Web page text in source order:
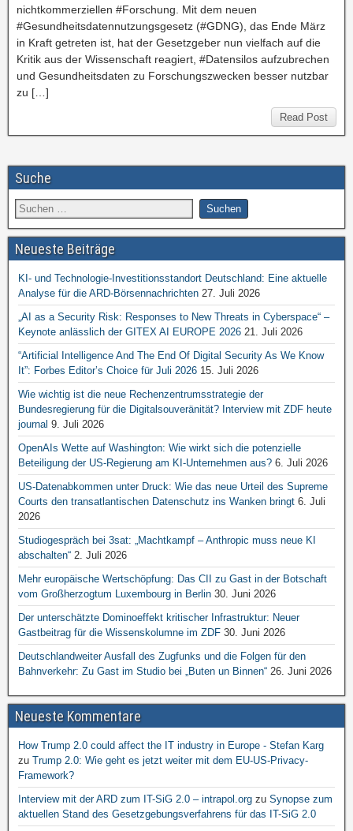
nichtkommerziellen #Forschung. Mit dem neuen
#Gesundheitsdatennutzungsgesetz (#GDNG), das Ende März
in Kraft getreten ist, hat der Gesetzgeber nun vielfach auf die
Kritik aus der Wissenschaft reagiert, #Datensilos aufzubrechen
und Gesundheitsdaten zu Forschungszwecken besser nutzbar
zu […]
Read Post
Suche
Neueste Beiträge
KI- und Technologie-Investitionsstandort Deutschland: Eine aktuelle
Analyse für die ARD-Börsennachrichten 27. Juli 2026
„AI as a Security Risk: Responses to New Threats in Cyberspace“ –
Keynote anlässlich der GITEX AI EUROPE 2026 21. Juli 2026
“Artificial Intelligence And The End Of Digital Security As We Know
It”: Forbes Editor’s Choice für Juli 2026 15. Juli 2026
Wie wichtig ist die neue Rechenzentrumsstrategie der
Bundesregierung für die Digitalsouveränität? Interview mit ZDF heute
journal 9. Juli 2026
OpenAIs Wette auf Washington: Wie wirkt sich die potenzielle
Beteiligung der US-Regierung am KI-Unternehmen aus? 6. Juli 2026
US-Datenabkommen unter Druck: Wie das neue Urteil des Supreme
Courts den transatlantischen Datenschutz ins Wanken bringt 6. Juli
2026
Studiogespräch bei 3sat: „Machtkampf – Anthropic muss neue KI
abschalten“ 2. Juli 2026
Mehr europäische Wertschöpfung: Das CII zu Gast in der Botschaft
vom Großherzogtum Luxembourg in Berlin 30. Juni 2026
Der unterschätzte Dominoeffekt kritischer Infrastruktur: Neuer
Gastbeitrag für die Wissenskolumne im ZDF 30. Juni 2026
Deutschlandweiter Ausfall des Zugfunks und die Folgen für den
Bahnverkehr: Zu Gast im Studio bei „Buten un Binnen“ 26. Juni 2026
Neueste Kommentare
How Trump 2.0 could affect the IT industry in Europe - Stefan Karg
zu Trump 2.0: Wie geht es jetzt weiter mit dem EU-US-Privacy-
Framework?
Interview mit der ARD zum IT-SiG 2.0 – intrapol.org zu Synopse zum
aktuellen Stand des Gesetzgebungsverfahrens für das IT-SiG 2.0